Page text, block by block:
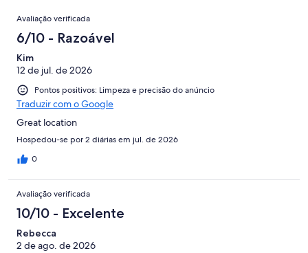
747
Avaliações
Avaliação verificada
6/10 - Razoável
Kim
12 de jul. de 2026
Pontos positivos: Limpeza e precisão do anúncio
Traduzir com o Google
Great location
Hospedou-se por 2 diárias em jul. de 2026
0
Avaliação verificada
10/10 - Excelente
Rebecca
2 de ago. de 2026